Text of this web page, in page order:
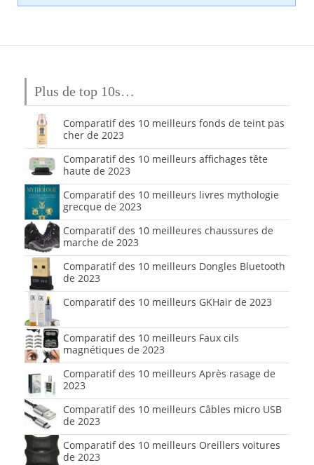
Plus de top 10s…
Comparatif des 10 meilleurs fonds de teint pas
cher de 2023
Comparatif des 10 meilleurs affichages tête
haute de 2023
Comparatif des 10 meilleurs livres mythologie
grecque de 2023
Comparatif des 10 meilleures chaussures de
marche de 2023
Comparatif des 10 meilleurs Dongles Bluetooth
de 2023
Comparatif des 10 meilleurs GKHair de 2023
Comparatif des 10 meilleurs Faux cils
magnétiques de 2023
Comparatif des 10 meilleurs Après rasage de
2023
Comparatif des 10 meilleurs Câbles micro USB
de 2023
Comparatif des 10 meilleurs Oreillers voitures
de 2023